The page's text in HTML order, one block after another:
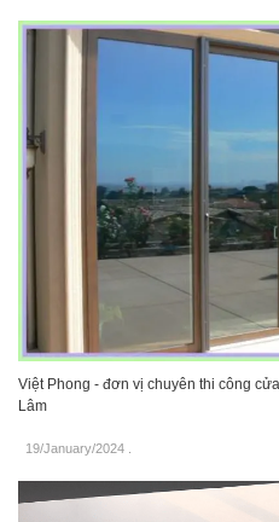
Việt Phong - đơn vị chuyên thi công
Lâm
19/January/2024